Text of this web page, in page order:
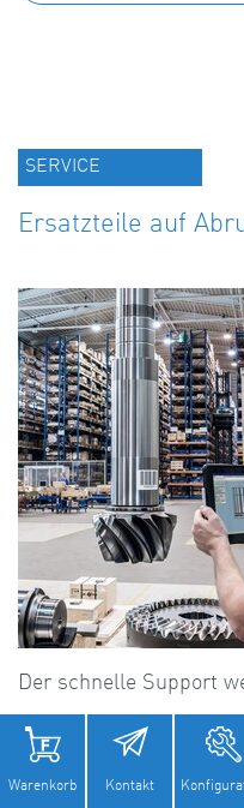
Warenkorb Kontakt
SERVICE
Ersatzteile auf
Der schnelle Support